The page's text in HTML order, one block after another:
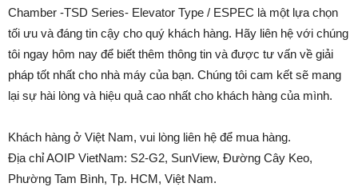
Chamber -TSD Series- Elevator Type / ESPEC là một lựa chọn
tối ưu và đáng tin cậy cho quý khách hàng. Hãy liên hệ với chúng
tôi ngay hôm nay để biết thêm thông tin và được tư vấn về giải
pháp tốt nhất cho nhà máy của bạn. Chúng tôi cam kết sẽ mang
lại sự hài lòng và hiệu quả cao nhất cho khách hàng của mình.
Khách hàng ở Việt Nam, vui lòng liên hệ để mua hàng.
Địa chỉ AOIP VietNam: S2-G2, SunView, Đường Cây Keo,
Phường Tam Bình, Tp. HCM, Việt Nam.